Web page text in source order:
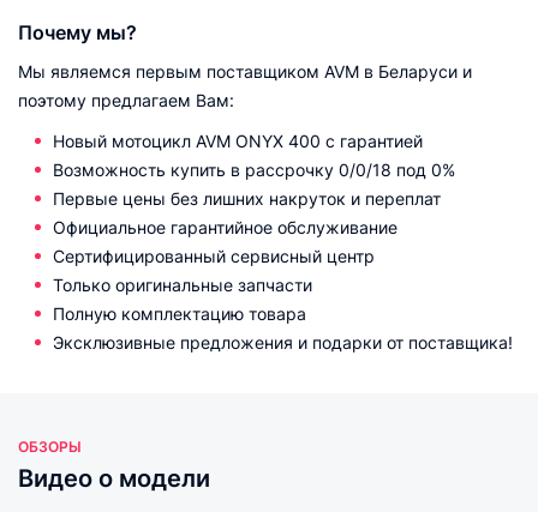
Почему мы?
Мы являемся первым поставщиком AVM в Беларуси и
поэтому предлагаем Вам:
Новый мотоцикл AVM ONYX 400 с гарантией
Возможность купить в рассрочку 0/0/18 под 0%
Первые цены без лишних накруток и переплат
Официальное гарантийное обслуживание
Сертифицированный сервисный центр
Только оригинальные запчасти
Полную комплектацию товара
Эксклюзивные предложения и подарки от поставщика!
ОБЗОРЫ
Видео о модели